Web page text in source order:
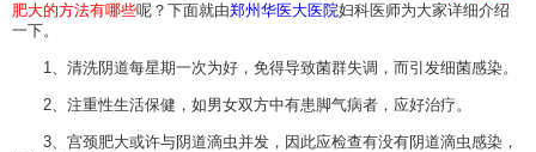
肥大的方法有哪些呢？下面就由郑州华医大医院妇科医师为大家详细介绍
一下。
1、清洗阴道每星期一次为好，免得导致菌群失调，而引发细菌感染。
2、注重性生活保健，如男女双方中有患脚气病者，应好治疗。
3、宫颈肥大或许与阴道滴虫并发，因此应检查有没有阴道滴虫感染，